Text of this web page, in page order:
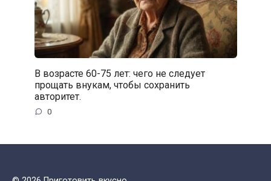
В возрасте 60-75 лет: чего не следует
прощать внукам, чтобы сохранить
авторитет.
0